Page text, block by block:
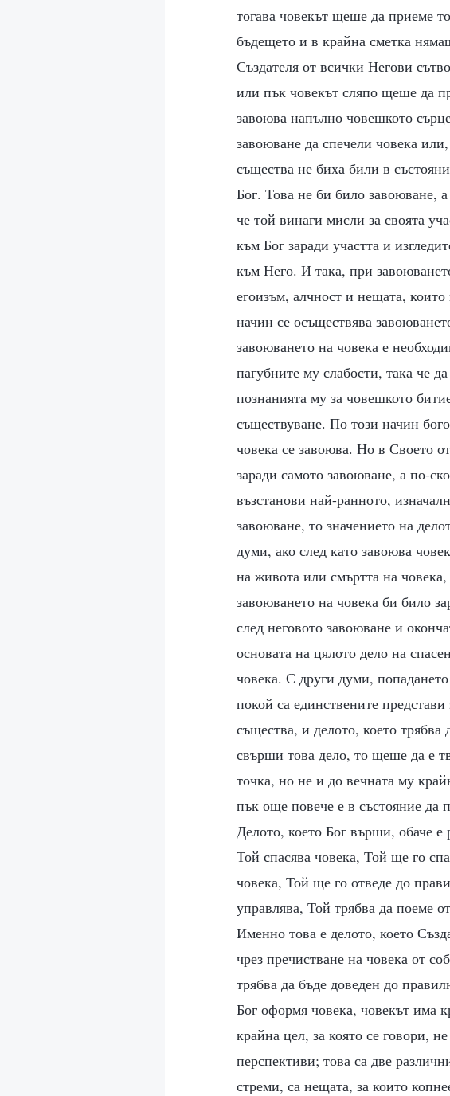
тогава човекът щеше да приеме
бъдещето и в крайна сметка
Създателя от всички Негови
или пък човекът сляпо щеше да
завоюва напълно човешкото
завоюване да спечели човека
същества не биха били в
Бог. Това не би било завоюване,
че той винаги мисли за своята
към Бог заради участта и
към Него. И така, при
егоизъм, алчност и нещата,
начин се осъществява
завоюването на човека е
пагубните му слабости, така че
познанията му за човешкото
съществуване. По този начин
човека се завоюва. Но в Своето
заради самото завоюване, а по-
възстанови най-ранното,
завоюване, то значението на
думи, ако след като завоюва
на живота или смъртта на
завоюването на човека би било
след неговото завоюване и
основата на цялото дело на
човека. С други думи,
покой са единствените
същества, и делото, което
свърши това дело, то щеше да е
точка, но не и до вечната му
пък още повече е в състояние да
Делото, което Бог върши, обаче е
Той спасява човека, Той ще го
човека, Той ще го отведе до
управлява, Той трябва да поеме
Именно това е делото, което
чрез пречистване на човека от
трябва да бъде доведен до
Бог оформя човека, човекът има
крайна цел, за която се говори,
перспективи; това са две
стреми, са нещата, за които